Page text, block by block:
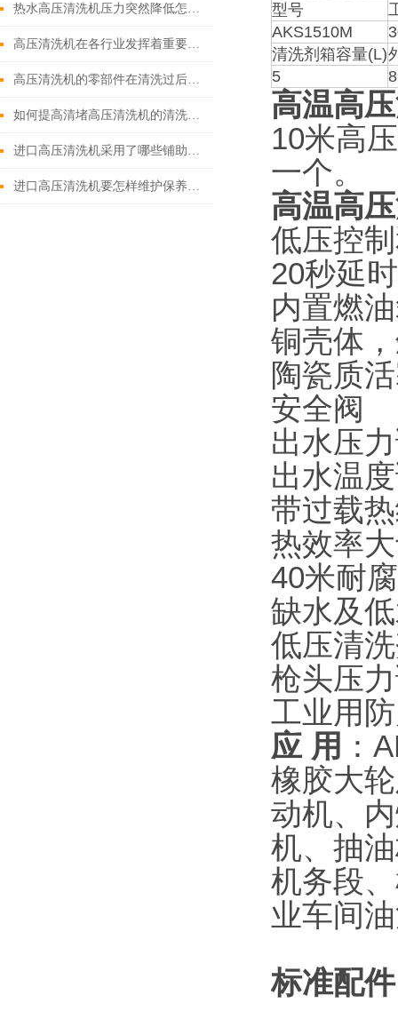
热水高压清洗机压力突然降低怎么回事
高压清洗机在各行业发挥着重要的作用
高压清洗机的零部件在清洗过后还需要注意什么
如何提高清堵高压清洗机的清洗效果？
进口高压清洗机采用了哪些铺助系统
进口高压清洗机要怎样维护保养才算合理呢
型号
AKS1510M
清洗剂箱容量(L)
5
高温高
10米高
一个。
高温高
低压控
20秒延
内置燃
铜壳体
陶瓷质
安全阀
出水压
出水温
带过载
热效率
40米耐
缺水及
低压清
枪头压
工业用
应 用 ：
橡胶大
动机、
机、抽
机务段
业车间
标准配件